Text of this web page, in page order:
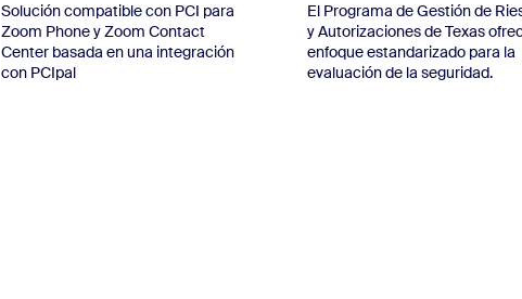
Solución compatible con PCI para
Zoom Phone y Zoom Contact
Center basada en una integración
con PCIpal
El Programa de Gestión de
y Autorizaciones de Texas
enfoque estandarizado para la
evaluación de la seguridad.